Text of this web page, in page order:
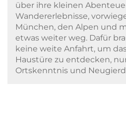
über ihre kleinen
Wandererlebnisse,
München, den Alpen und
etwas weiter weg. Dafür
keine weite Anfahrt, um
Haustüre zu entdecken,
Ortskenntnis und